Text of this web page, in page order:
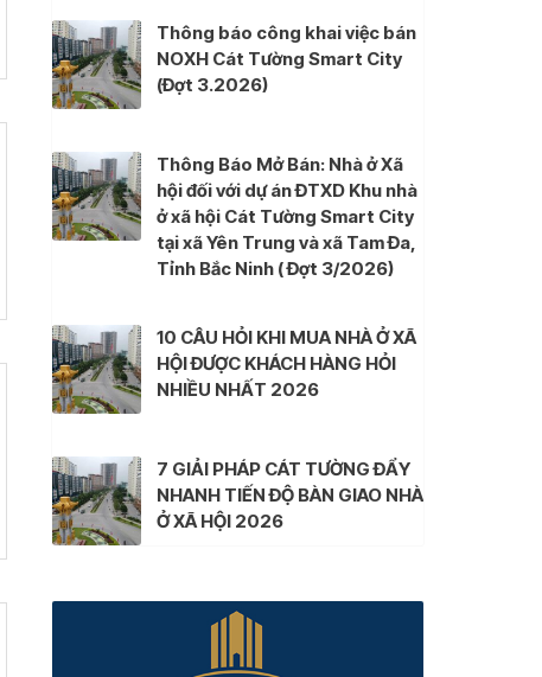
Thông báo công khai việc bán
NOXH Cát Tường Smart City
(Đợt 3.2026)
Thông Báo Mở Bán: Nhà ở Xã
hội đối với dự án ĐTXD Khu nhà
ở xã hội Cát Tường Smart City
tại xã Yên Trung và xã Tam Đa,
Tỉnh Bắc Ninh ( Đợt 3/2026)
10 CÂU HỎI KHI MUA NHÀ Ở XÃ
HỘI ĐƯỢC KHÁCH HÀNG HỎI
NHIỀU NHẤT 2026
7 GIẢI PHÁP CÁT TƯỜNG ĐẨY
NHANH TIẾN ĐỘ BÀN GIAO NHÀ
Ở XÃ HỘI 2026